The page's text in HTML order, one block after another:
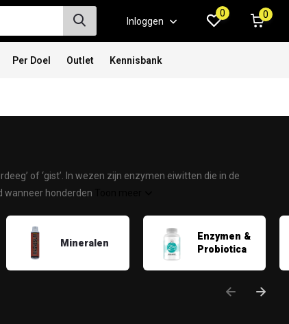
Inloggen
0 0
Per Doel Outlet Kennisbank
of ‘gist’. In wezen zijn enzymen eiwitten die in de
wanneer honderden
Mineralen
Enzymen &
Probiotica